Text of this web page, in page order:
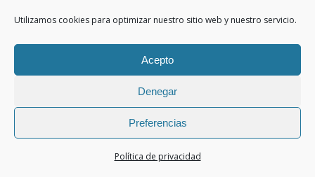
Utilizamos cookies para optimizar nuestro sitio web y nuestro servicio.
Acepto
Denegar
Preferencias
Política de privacidad
Instructor por la American Heart
Association (AHA) y por la Sociedad
Española de Medicina Intensiva, Crítica
y Unidades Coronarias (SEMICYUC).
Fechas previstas de inicio: